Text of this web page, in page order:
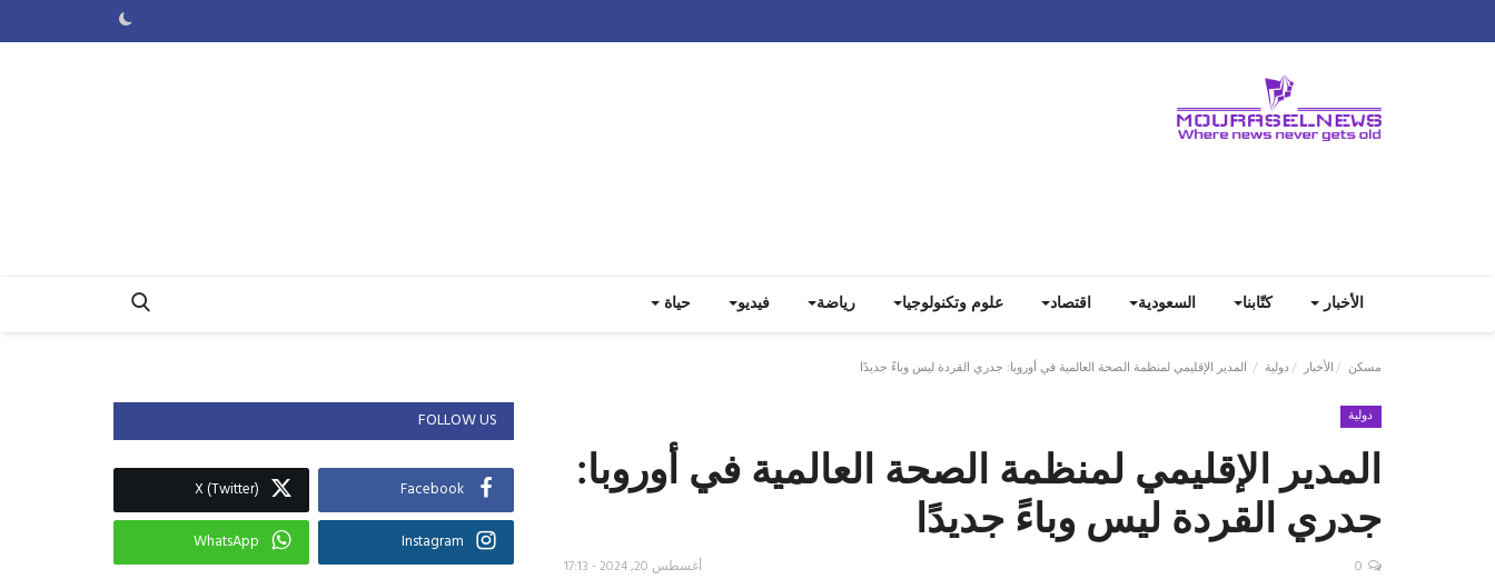
الأخبار كتّابنا السعودية اقتصاد علوم وتكنولوجيا رياضة فيديو حياة
مسكن الأخبار دولية المدير الإقليمي لمنظمة الصحة العالمية في أوروبا: جدري القردة ليس وباءً جديدًا
دولية
المدير الإقليمي لمنظمة الصحة العالمية في أوروبا:
جدري القردة ليس وباءً جديدًا
أغسطس 20, 2024 - 17:13 0
FOLLOW US
Facebook
X (Twitter)
Instagram
WhatsApp